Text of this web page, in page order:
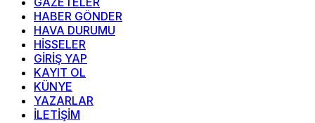
HABER GÖNDER
HAVA DURUMU
HİSSELER
GİRİŞ YAP
KAYIT OL
KÜNYE
YAZARLAR
İLETİŞİM